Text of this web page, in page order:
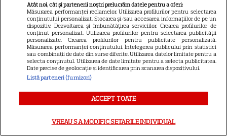
7
dezvăluie greșeala pe care o
regretă și astăzi
VEDETE ROMÂNEŞTI
Cezar Ouatu a devenit tată
pentru prima dată la 46 de ani.
pentru fetița lui
Atât noi, cât și partenerii noștri prelucrăm datele pentru a oferi:
Măsurarea performanței reclamelor. Utilizarea profilurilor pentru selectarea
conținutului personalizat. Stocarea și/sau accesarea informațiilor de pe un
dispozitiv. Dezvoltarea și îmbunătățirea serviciilor. Crearea profilurilor de
conținut personalizat. Utilizarea profilurilor pentru selectarea publicității
personalizate. Crearea profilurilor pentru publicitate personalizată.
Măsurarea performanței conținutului. Înțelegerea publicului prin statistici
sau combinații de date din surse diferite. Utilizarea datelor limitate pentru a
selecta conținutul. Utilizarea de date limitate pentru a selecta publicitatea.
Date precise de geolocație și identificarea prin scanarea dispozitivului.
Listă parteneri (furnizori)
ACCEPT TOATE
VREAU SA MODIFIC SETARILE INDIVIDUAL